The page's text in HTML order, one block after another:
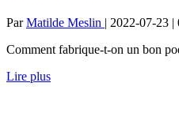
ParMatilde Meslin | 2022-07-23 |
Comment fabrique-t-on un bon
Lire plus